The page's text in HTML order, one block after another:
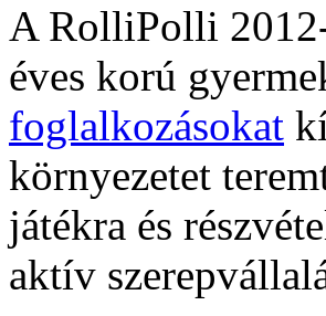
A RolliPolli
éves korú
foglalkozásokat
környezetet
játékra és
aktív